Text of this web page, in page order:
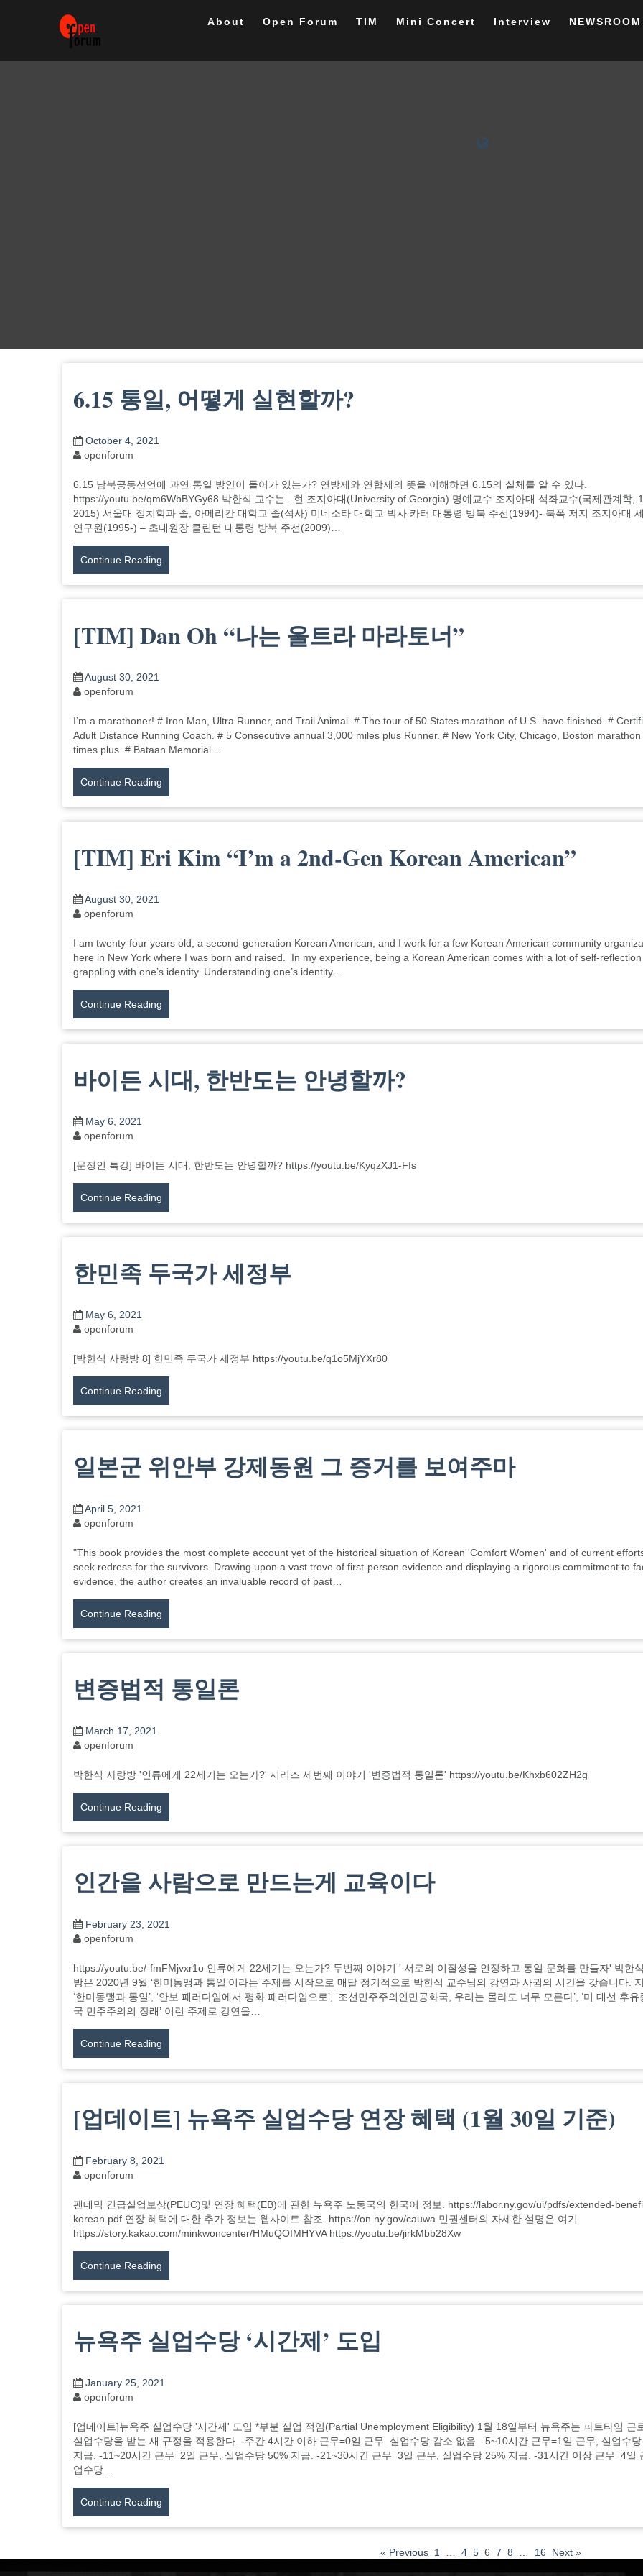
About Open Forum TIM Mini Concert Interview NEWSROOM
6.15 통일, 어떻게 실현할까?
October 4, 2021
openforum
6.15 남북공동선언에 과연 통일 방안이 들어가 있는가? 연방제와 연합제의 뜻을 이해하면 6.15의 실체를 알 수 있다.
https://youtu.be/qm6WbBYGy68 박한식 교수는.. 현 조지아대(University of Georgia) 명예교수 조지아대 석좌교수(국제관계학,
2015) 서울대 정치학과 졸, 아메리칸 대학교 졸(석사) 미네소타 대학교 박사 카터 대통령 방북 주선(1994)- 북폭 저지 조지아대
연구원(1995-) – 초대원장 클린턴 대통령 방북 주선(2009)…
Continue Reading
[TIM] Dan Oh “나는 울트라 마라토너”
August 30, 2021
openforum
I’m a marathoner! # Iron Man, Ultra Runner, and Trail Animal. # The tour of 50 States marathon of U.S. have finished. #
Adult Distance Running Coach. # 5 Consecutive annual 3,000 miles plus Runner. # New York City, Chicago, Boston marathon
times plus. # Bataan Memorial…
Continue Reading
[TIM] Eri Kim “I’m a 2nd-Gen Korean American”
August 30, 2021
openforum
I am twenty-four years old, a second-generation Korean American, and I work for a few Korean American community
here in New York where I was born and raised. In my experience, being a Korean American comes with a lot of self-
grappling with one’s identity. Understanding one’s identity…
Continue Reading
바이든 시대, 한반도는 안녕할까?
May 6, 2021
openforum
[문정인 특강] 바이든 시대, 한반도는 안녕할까? https://youtu.be/KyqzXJ1-Ffs
Continue Reading
한민족 두국가 세정부
May 6, 2021
openforum
[박한식 사랑방 8] 한민족 두국가 세정부 https://youtu.be/q1o5MjYXr80
Continue Reading
일본군 위안부 강제동원 그 증거를 보여주마
April 5, 2021
openforum
"This book provides the most complete account yet of the historical situation of Korean 'Comfort Women' and of current
seek redress for the survivors. Drawing upon a vast trove of first-person evidence and displaying a rigorous commitment to
evidence, the author creates an invaluable record of past…
Continue Reading
변증법적 통일론
March 17, 2021
openforum
박한식 사랑방 '인류에게 22세기는 오는가?' 시리즈 세번째 이야기 '변증법적 통일론' https://youtu.be/Khxb602ZH2g
Continue Reading
인간을 사람으로 만드는게 교육이다
February 23, 2021
openforum
https://youtu.be/-fmFMjvxr1o 인류에게 22세기는 오는가? 두번째 이야기 ' 서로의 이질성을 인정하고 통일 문화를 만들자' 박한
방은 2020년 9월 ‘한미동맹과 통일’이라는 주제를 시작으로 매달 정기적으로 박한식 교수님의 강연과 사귐의 시간을 갖습니다.
‘한미동맹과 통일’, ‘안보 패러다임에서 평화 패러다임으로’, ‘조선민주주의인민공화국, 우리는 몰라도 너무 모른다’, ‘미 대선 후유
국 민주주의의 장래’ 이런 주제로 강연을…
Continue Reading
[업데이트] 뉴욕주 실업수당 연장 혜택 (1월 30일 기준)
February 8, 2021
openforum
팬데믹 긴급실업보상(PEUC)및 연장 혜택(EB)에 관한 뉴욕주 노동국의 한국어 정보. https://labor.ny.gov/ui/pdfs/extended-
korean.pdf 연장 혜택에 대한 추가 정보는 웹사이트 참조. https://on.ny.gov/cauwa 민권센터의 자세한 설명은 여기
https://story.kakao.com/minkwoncenter/HMuQOIMHYVA https://youtu.be/jirkMbb28Xw
Continue Reading
뉴욕주 실업수당 ‘시간제’ 도입
January 25, 2021
openforum
[업데이트]뉴욕주 실업수당 '시간제' 도입 *부분 실업 적임(Partial Unemployment Eligibility) 1월 18일부터 뉴욕주는 파트타임 근
실업수당을 받는 새 규정을 적용한다. -주간 4시간 이하 근무=0일 근무. 실업수당 감소 없음. -5~10시간 근무=1일 근무, 실업수
지급. -11~20시간 근무=2일 근무, 실업수당 50% 지급. -21~30시간 근무=3일 근무, 실업수당 25% 지급. -31시간 이상 근무=4일
업수당…
Continue Reading
« Previous 1 4 5 6 7 8 16 Next »